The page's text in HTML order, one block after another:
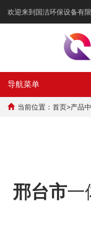
欢迎来到国洁环保设备有限
导航菜单
当前位置： 首页>产品
邢台市一